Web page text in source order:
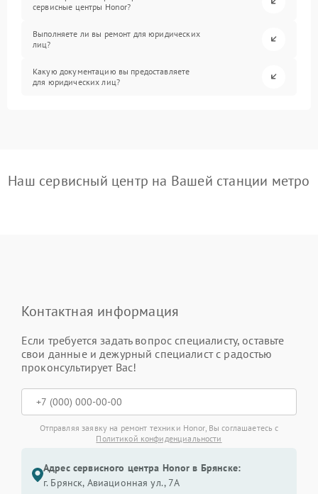
сервисные центры Honor?
Выполняете ли вы ремонт для юридических
лиц?
Какую документацию вы предоставляете
для юридических лиц?
Наш сервисный центр на Вашей станции метро
Контактная информация
Если требуется задать вопрос специалисту, оставьте
свои данные и дежурный специалист с радостью
проконсультирует Вас!
Отправляя заявку на ремонт техники Honor, Вы соглашаетесь с
Политикой конфиденциальности
Адрес сервисного центра Honor в Брянске:
г. Брянск, Авиационная ул., 7А